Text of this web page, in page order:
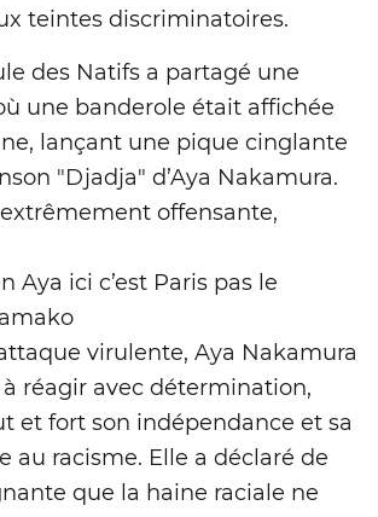
teintes discriminatoires.
des Natifs a partagé une
une banderole était affichée
lançant une pique cinglante
"Djadja" d’Aya Nakamura.
offensante,
Aya ici c’est Paris pas le
virulente, Aya Nakamura
réagir avec détermination,
et fort son indépendance et sa
au racisme. Elle a déclaré de
que la haine raciale ne